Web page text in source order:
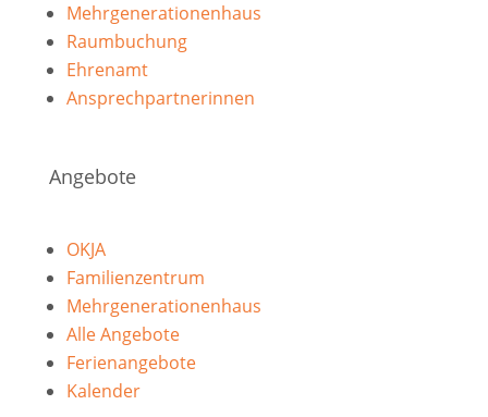
Mehrgenerationenhaus
Raumbuchung
Ehrenamt
Ansprechpartnerinnen
Angebote
OKJA
Familienzentrum
Mehrgenerationenhaus
Alle Angebote
Ferienangebote
Kalender